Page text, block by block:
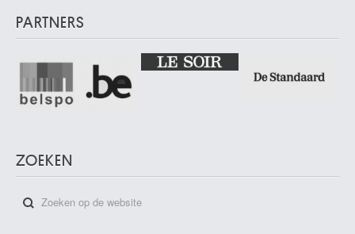
PARTNERS
ZOEKEN